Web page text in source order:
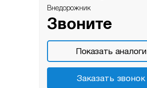
Внедорожник
Звоните
Показать аналоги
Заказать звонок